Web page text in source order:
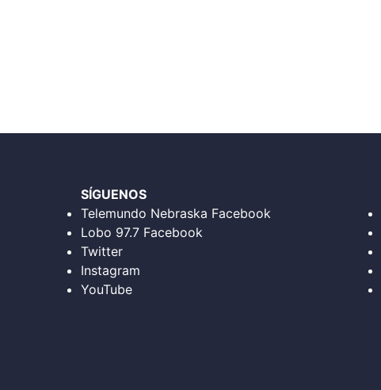
SÍGUENOS
Telemundo Nebraska Facebook
Lobo 97.7 Facebook
Twitter
Instagram
YouTube